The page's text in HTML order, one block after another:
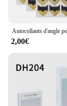
2,00€